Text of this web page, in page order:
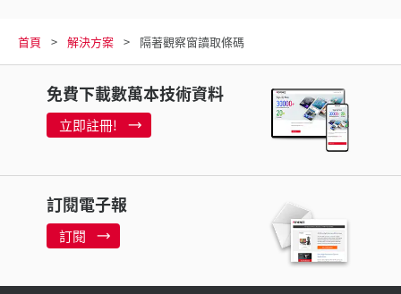
首頁 解決方案 隔著觀察窗讀取條碼
免費下載數萬本技術資料
立即註冊!
訂閱電子報
訂閱